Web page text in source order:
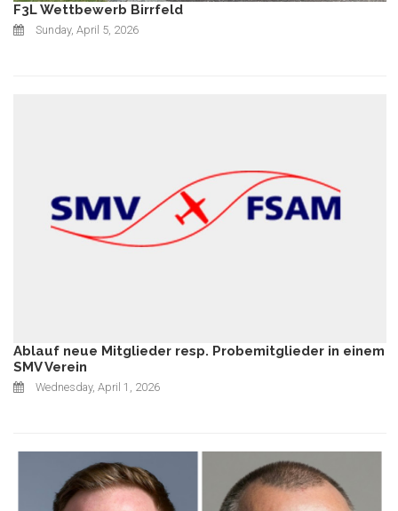
F3L Wettbewerb Birrfeld
Sunday, April 5, 2026
Ablauf neue Mitglieder resp. Probemitglieder in einem
SMV Verein
Wednesday, April 1, 2026